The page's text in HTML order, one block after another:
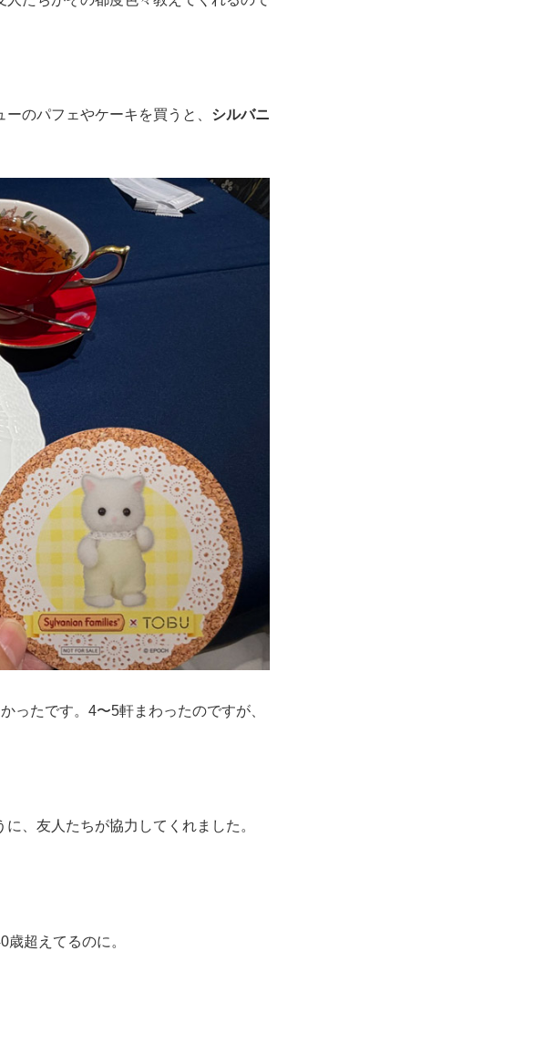
のパフェやケーキを買うと、 シルバニ
ったです。4〜5軒まわったのですが、
、友人たちが協力してくれました。
超えてるのに。